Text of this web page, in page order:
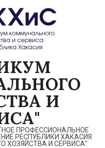
И
ПРОФЕССИОНАЛЬНОЕ
РЕСПУБЛИКИ ХАКАСИЯ
ХОЗЯЙСТВА И СЕРВИСА"